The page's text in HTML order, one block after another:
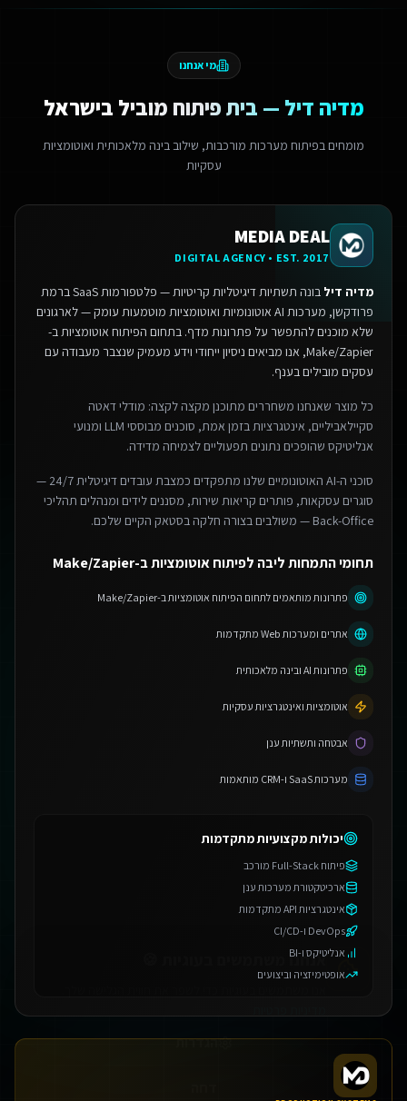
מי אנחנו
מדיה דיל — בית פיתוח מוביל בישראל
מומחים בפיתוח מערכות מורכבות, שילוב בינה מלאכותית ואוטומציות
עסקיות
MEDIA DEAL
DIGITAL AGENCY • EST. 2017
מדיה דיל
בונה תשתיות דיגיטליות קריטיות — פלטפורמות SaaS ברמת
פרודקשן, מערכות AI אוטונומיות ואוטומציות מוטמעות עומק — לארגונים
שלא מוכנים להתפשר על פתרונות מדף. בתחום הפיתוח אוטומציות ב-
Make/Zapier, אנו מביאים ניסיון ייחודי וידע מעמיק שנצבר מעבודה עם
עסקים מובילים בענף.
כל מוצר שאנחנו משחררים מתוכנן מקצה לקצה: מודלי דאטה
סקיילאביליים, אינטגרציות בזמן אמת, סוכנים מבוססי LLM ומנועי
אנליטיקס שהופכים נתונים תפעוליים לצמיחה מדידה.
סוכני ה-AI האוטונומיים שלנו מתפקדים כמצבת עובדים דיגיטלית 24/7 —
סוגרים עסקאות, פותרים קריאות שירות, מסננים לידים ומנהלים תהליכי
Back-Office — משולבים בצורה חלקה בסטאק הקיים שלכם.
תחומי התמחות ליבה לפיתוח אוטומציות ב-Make/Zapier
פתרונות מותאמים לתחום הפיתוח אוטומציות ב-Make/Zapier
אתרים ומערכות Web מתקדמות
פתרונות AI ובינה מלאכותית
אוטומציות ואינטגרציות עסקיות
אבטחה ותשתיות ענן
מערכות SaaS ו-CRM מותאמות
יכולות מקצועיות מתקדמות
פיתוח Full-Stack מורכב
ארכיטקטורת מערכות ענן
אינטגרציות API מתקדמות
DevOps ו-CI/CD
אנליטיקס ו-BI
אופטימיזציה וביצועים
אנחנו משתמשים בעוגיות 🍪
מדיניות פרטיות
אישור הכל